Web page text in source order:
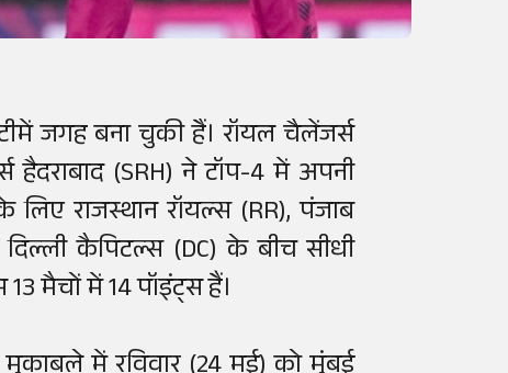
जगह बना चुकी हैं। रॉयल चैलेंजर्स
हैदराबाद (SRH) ने टॉप-4 में अपनी
राजस्थान रॉयल्स (RR), पंजाब
कैपिटल्स (DC) के बीच सीधी
मैचों में 14 पॉइंट्स हैं।